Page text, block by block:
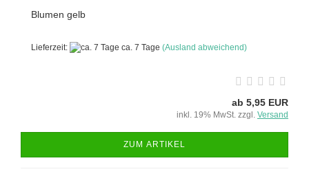
Blumen gelb
Lieferzeit: ca. 7 Tage (Ausland abweichend)
ab 5,95 EUR
inkl. 19% MwSt. zzgl. Versand
ZUM ARTIKEL